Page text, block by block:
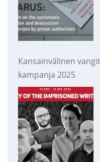
Kansainvälinen
kampanja 2025